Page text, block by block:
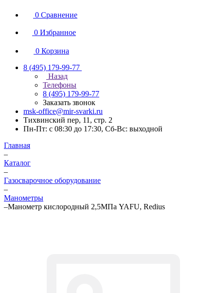
0 Сравнение
0 Избранное
0 Корзина
8 (495) 179-99-77
Назад
Телефоны
8 (495) 179-99-77
Заказать звонок
msk-office@mir-svarki.ru
Тихвинский пер, 11, стр. 2
Пн-Пт: с 08:30 до 17:30, Сб-Вс: выходной
Главная
–
Каталог
–
Газосварочное оборудование
–
Манометры
–Манометр кислородный 2,5МПа YAFU, Redius